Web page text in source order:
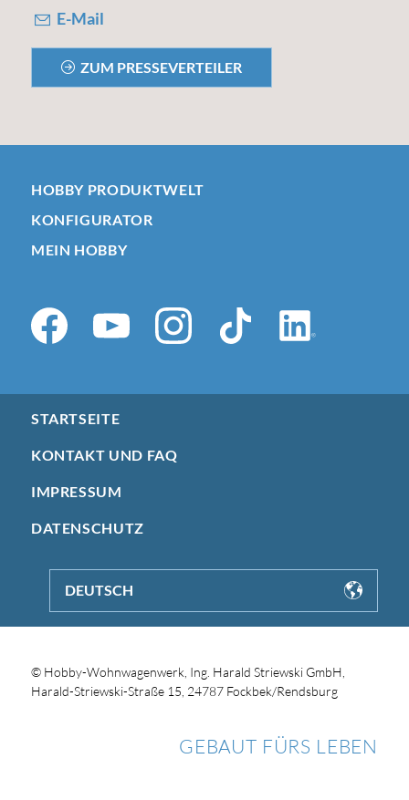
E-Mail
ZUM PRESSEVERTEILER
HOBBY PRODUKTWELT
KONFIGURATOR
MEIN HOBBY
STARTSEITE
KONTAKT UND FAQ
IMPRESSUM
DATENSCHUTZ
DEUTSCH
© Hobby-Wohnwagenwerk, Ing. Harald Striewski GmbH,
Harald-Striewski-Straße 15, 24787 Fockbek/Rendsburg
GEBAUT FÜRS LEBEN